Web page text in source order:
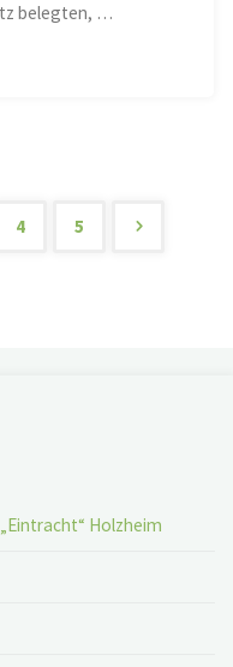
belegten, …
4 5
Holzheim